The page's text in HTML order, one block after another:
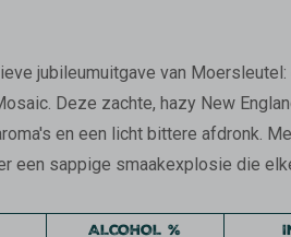
jubileumuitgave van
Deze zachte, hazy New
en een licht bittere afdronk.
een sappige smaakexplosie die
ALCOHOL %